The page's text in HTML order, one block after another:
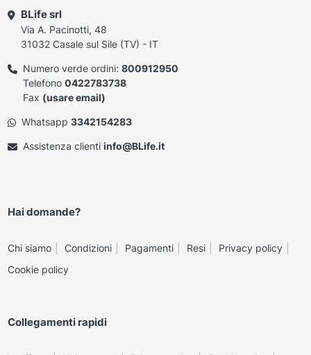
BLife srl
Via A. Pacinotti, 48
31032 Casale sul Sile (TV) - IT
Numero verde ordini: 800912950
Telefono 0422783738
Fax (usare email)
Whatsapp 3342154283
Assistenza clienti info@BLife.it
Hai domande?
Chi siamo Condizioni Pagamenti Resi
Privacy policy
Cookie policy
Collegamenti rapidi